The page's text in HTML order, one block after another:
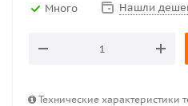
Много Нашли
Технические характеристики